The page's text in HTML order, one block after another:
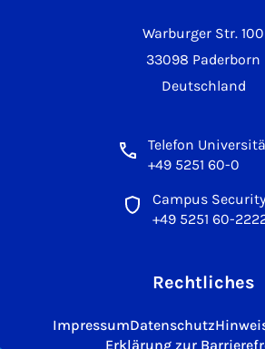
Warburger Str. 100
33098 Paderborn
Deutschland
Telefon
+49 5251 60-0
Campus Security
+49 5251 60-
Rechtliches
ImpressumDatenschutz
Erklärung zur